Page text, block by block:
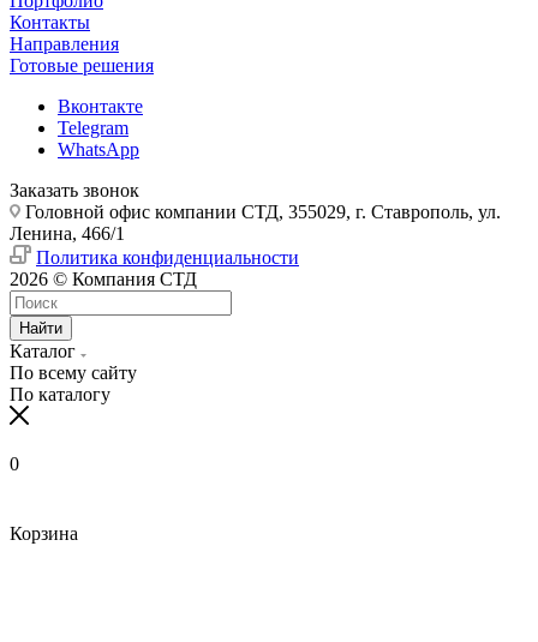
Контакты
Направления
Готовые решения
Вконтакте
Telegram
WhatsApp
Заказать звонок
Головной офис компании СТД, 355029, г. Ставрополь, ул.
Ленина, 466/1
Политика конфиденциальности
2026 © Компания СТД
Найти
Каталог
По всему сайту
По каталогу
0
Корзина